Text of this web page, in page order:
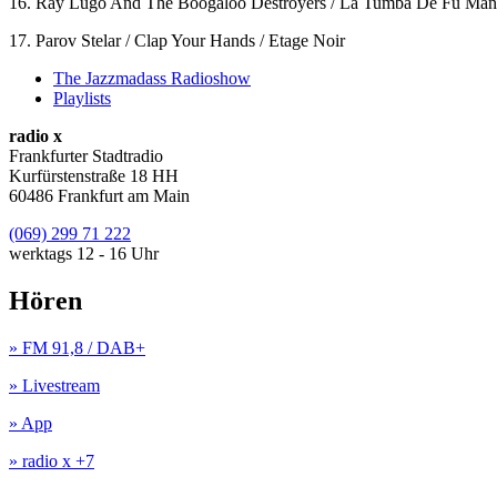
17. Parov Stelar / Clap Your Hands / Etage Noir
The Jazzmadass Radioshow
Playlists
radio x
Frankfurter Stadtradio
Kurfürstenstraße 18 HH
60486 Frankfurt am Main
(069) 299 71 222
werktags 12 - 16 Uhr
Hören
» FM 91,8 / DAB+
» Livestream
» App
» radio x +7